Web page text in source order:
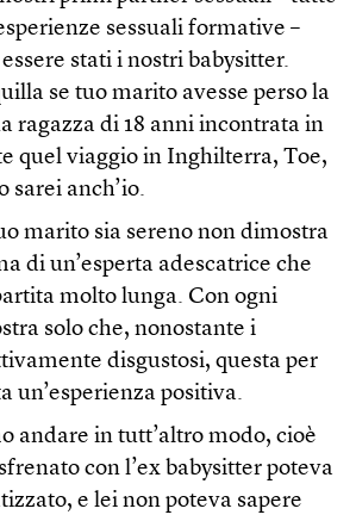
sessuali formative –
stati i nostri babysitter.
se tuo marito avesse perso la
ragazza di 18 anni incontrata in
quel viaggio in Inghilterra, Toe,
sarei anch’io.
marito sia sereno non dimostra
di un’esperta adescatrice che
molto lunga. Con ogni
solo che, nonostante i
disgustosi, questa per
un’esperienza positiva.
andare in tutt’altro modo, cioè
con l’ex babysitter poteva
e lei non poteva sapere